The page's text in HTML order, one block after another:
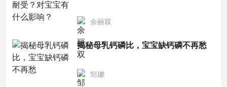
余丽双
揭秘母乳钙磷比，宝宝缺钙磷不再愁
邹娜